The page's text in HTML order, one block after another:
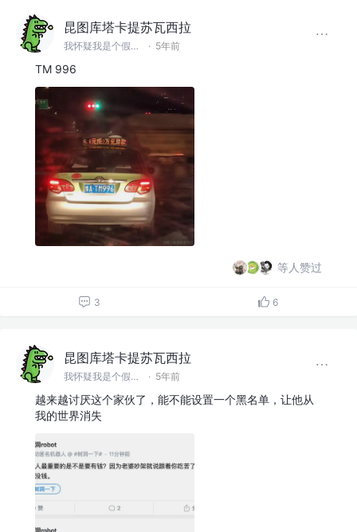
昆图库塔卡提苏瓦西拉
我怀疑我是个假前端 @滚蛋吧工具人 · 5年前
TM 996
等人赞过
3 6
昆图库塔卡提苏瓦西拉
我怀疑我是个假前端 @滚蛋吧工具人 · 5年前
越来越讨厌这个家伙了，能不能设置一个黑名单，让他从
我的世界消失